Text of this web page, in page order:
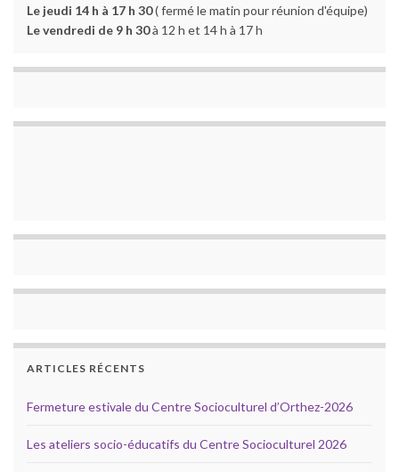
Le jeudi 14 h à 17 h 30( fermé le matin pour réunion d'équipe)
Le vendredi de 9 h 30à 12 h et 14 h à 17 h
ARTICLES RÉCENTS
Fermeture estivale du Centre Socioculturel d’Orthez-2026
Les ateliers socio-éducatifs du Centre Socioculturel 2026